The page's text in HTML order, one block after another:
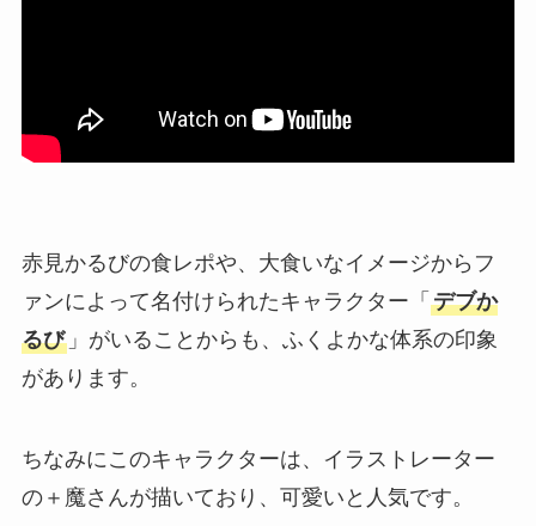
赤見かるびの食レポや、大食いなイメージからフ
ァンによって名付けられたキャラクター「 デブか
るび」がいることからも、ふくよかな体系の印象
があります。
ちなみにこのキャラクターは、イラストレーター
の＋魔さんが描いており、可愛いと人気です。